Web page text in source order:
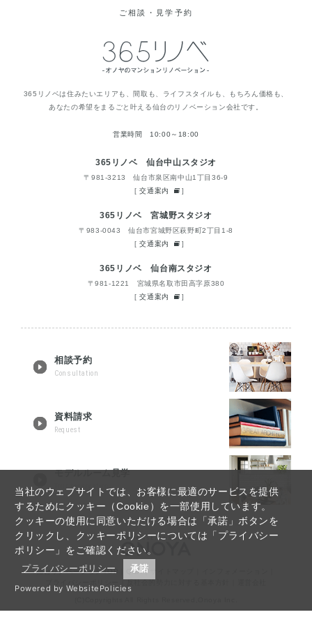
当社のウェブサイトでは、お客様に最適のサービスを提供
するためにクッキー（Cookie）を一部使用しています。
クッキーの使用に同意いただける場合は「承諾」ボタンを
クリックし、クッキーポリシーについては「プライバシー
ポリシー」をご確認ください。
プライバシーポリシー
承諾
Powered by WebsitePolicies
ご相談・見学予約
365リノベは住みたいエリアも、間取も、ライフスタイルも、もちろん価格も、
あなたの希望をまるごと叶える仙台のリノベーション会社です。
営業時間 10:00～18:00
365リノベ 仙台中山スタジオ
〒981-3213 仙台市泉区南中山1丁目36-9
[交通案内 ]
365リノベ 宮城野スタジオ
〒983-0043 仙台市宮城野区萩野町2丁目1-8
[交通案内 ]
365リノベ 仙台南スタジオ
〒981-1221 宮城県名取市田高字原380
[交通案内 ]
相談予約
Consultation
資料請求
Request
モデルルーム見学
Tour reservation
仙台リノベーションTOP Q&A｜